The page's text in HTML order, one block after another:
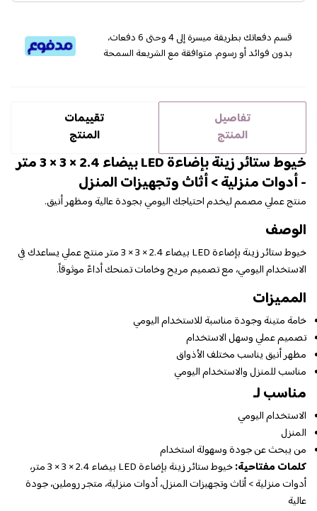
قسم دفعاتك بطريقة ميسرة إلى 4 وحتى 6 دفعات،
بدون فوائد أو رسوم. متوافقة مع الشريعة السمحة
تفاصيل
المنتج
تقييمات
المنتج
خيوط ستائر زينة بإضاءة LED بيضاء 2.4 × 3 × 3 متر
- أدوات منزلية > أثاث وتجهيزات المنزل
منتج عملي مصمم ليخدم احتياجك اليومي بجودة عالية ومظهر أنيق.
الوصف
خيوط ستائر زينة بإضاءة LED بيضاء 2.4 × 3 × 3 متر منتج عملي يساعدك في
الاستخدام اليومي، مع تصميم مريح وخامات تمنحك أداءً موثوقاً.
المميزات
خامة متينة وجودة مناسبة للاستخدام اليومي
تصميم عملي وسهل الاستخدام
مظهر أنيق يناسب مختلف الأذواق
مناسب للمنزل والاستخدام اليومي
مناسب لـ
الاستخدام اليومي
المنزل
من يبحث عن جودة وسهولة استخدام
كلمات مفتاحية:
خيوط ستائر زينة بإضاءة LED بيضاء 2.4 × 3 × 3 متر،
أدوات منزلية > أثاث وتجهيزات المنزل، أدوات منزلية، متجر روملين، جودة
عالية